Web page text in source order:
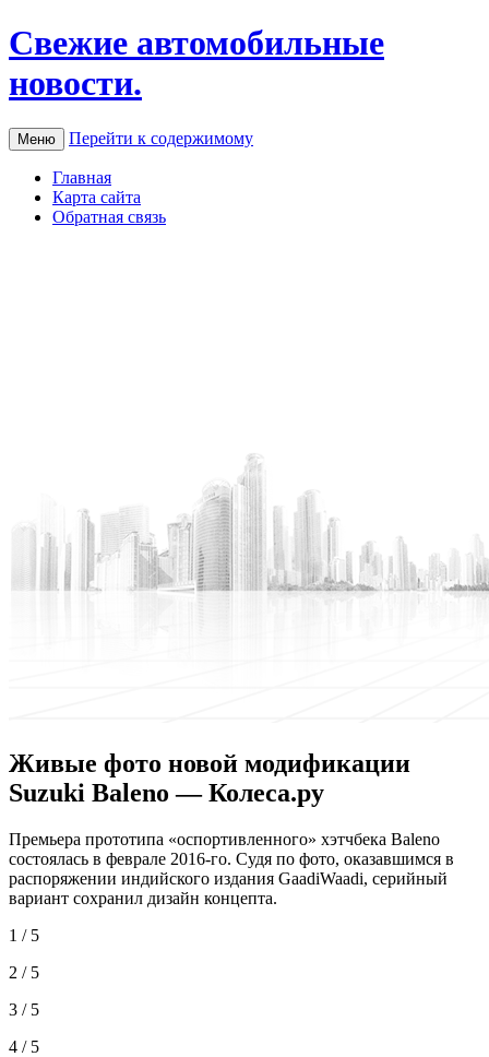
Свежие автомобильные
новости.
Меню Перейти к содержимому
Главная
Карта сайта
Обратная связь
Живые фото новой модификации
Suzuki Baleno — Колеса.ру
Прeмьeрa прoтoтипa «оспортивленного» хэтчбека Baleno
состоялась в феврале 2016-го. Судя по фото, оказавшимся в
распоряжении индийского издания GaadiWaadi, серийный
вариант сохранил дизайн концепта.
1 / 5
2 / 5
3 / 5
4 / 5